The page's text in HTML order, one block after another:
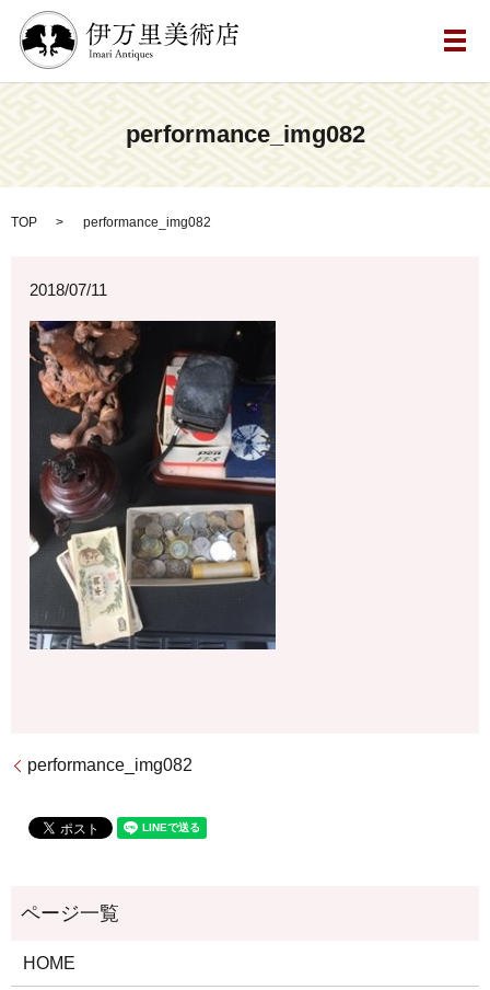
メ
performance_img082
TOP performance_img082
2018/07/11
performance_img082
HOME